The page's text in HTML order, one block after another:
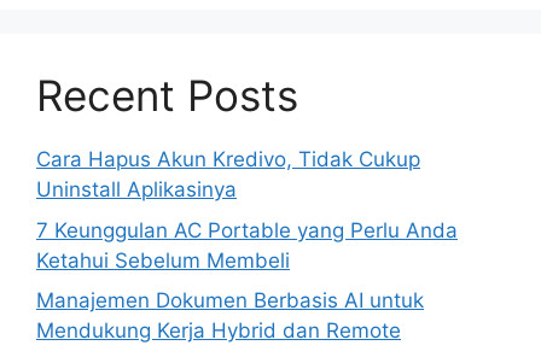
Recent Posts
Cara Hapus Akun Kredivo, Tidak Cukup
Uninstall Aplikasinya
7 Keunggulan AC Portable yang Perlu Anda
Ketahui Sebelum Membeli
Manajemen Dokumen Berbasis AI untuk
Mendukung Kerja Hybrid dan Remote